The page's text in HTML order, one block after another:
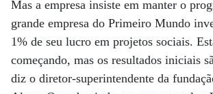
Mas a empresa insiste em manter o
grande empresa do Primeiro Mundo
1% de seu lucro em projetos sociais.
começando, mas os resultados iniciais
diz o diretor-superintendente da